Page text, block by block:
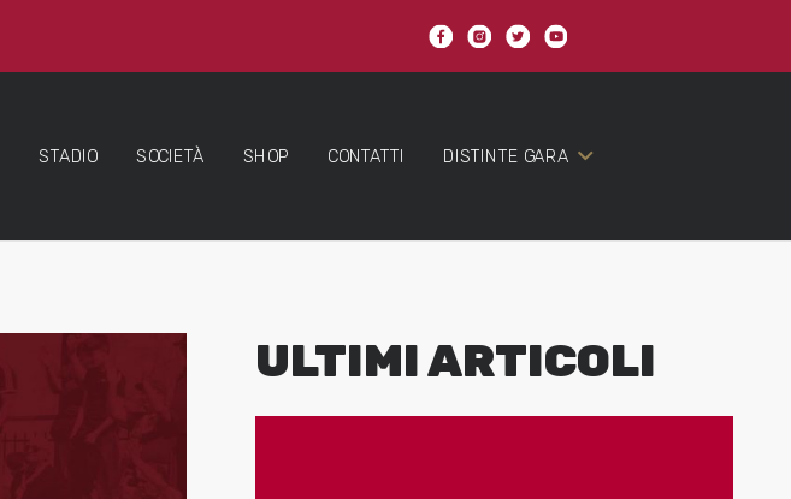
STADIO SOCIETÀ SHOP CONTATTI DISTINTE GARA
ULTIMI ARTICOLI